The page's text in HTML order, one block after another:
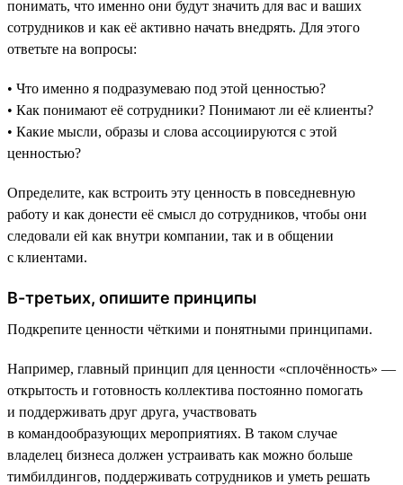
понимать, что именно они будут значить для вас и ваших
сотрудников и как её активно начать внедрять. Для этого
ответьте на вопросы:
• Что именно я подразумеваю под этой ценностью?
• Как понимают её сотрудники? Понимают ли её клиенты?
• Какие мысли, образы и слова ассоциируются с этой
ценностью?
Определите, как встроить эту ценность в повседневную
работу и как донести её смысл до сотрудников, чтобы они
следовали ей как внутри компании, так и в общении
с клиентами.
В-третьих, опишите принципы
Подкрепите ценности чёткими и понятными принципами.
Например, главный принцип для ценности «сплочённость» —
открытость и готовность коллектива постоянно помогать
и поддерживать друг друга, участвовать
в командообразующих мероприятиях. В таком случае
владелец бизнеса должен устраивать как можно больше
тимбилдингов, поддерживать сотрудников и уметь решать